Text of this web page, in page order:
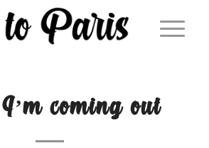
coming out